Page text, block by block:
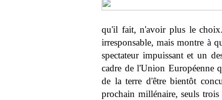
qu'il fait, n'avoir plus le
irresponsable, mais montre à
spectateur impuissant et un
cadre de l'Union Européenne
de la terre d'être bientôt
prochain millénaire, seuls